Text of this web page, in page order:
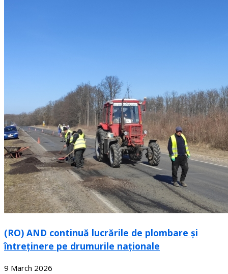
(RO) AND continuă lucrările de plombare și
întreținere pe drumurile naționale
9 March 2026